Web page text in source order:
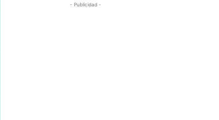
- Publicidad -